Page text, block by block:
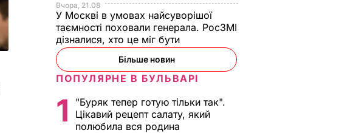
Вчора, 21.08
У Москві в умовах найсуворішої
таємності поховали генерала. РосЗМІ
дізналися, хто це міг бути
Більше новин
ПОПУЛЯРНЕ В БУЛЬВАРІ
1
"Буряк тепер готую тільки так".
Цікавий рецепт салату, який
полюбила вся родина